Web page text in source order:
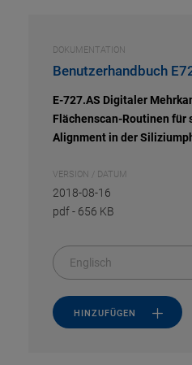
DOKUMENTATION
Benutzerhandbuch
E-727.AS Digitaler
Flächenscan-Routinen für
Alignment in der
VERSION / DATUM
2018-08-16
pdf- 656 KB
Englisch
HINZUFÜGEN